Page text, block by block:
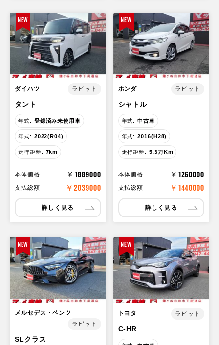
NEW
ダイハツ ラビット
タント
年式: 登録済み未使用車
年式: 2022(R04)
走行距離: 7km
本体価格 ￥1889000
支払総額 ￥2039000
詳しく見る
NEW
ホンダ ラビット
シャトル
年式: 中古車
年式: 2016(H28)
走行距離: 5.3万Km
本体価格 ￥1260000
支払総額 ￥1440000
詳しく見る
NEW
メルセデス・ベンツ
ラビット
SLクラス
NEW
トヨタ ラビット
C-HR